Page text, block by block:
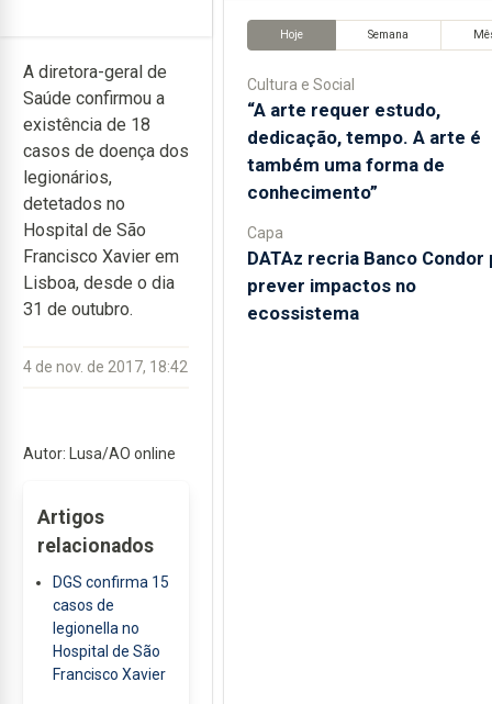
A diretora-geral de
Saúde confirmou a
existência de 18
casos de doença dos
legionários,
detetados no
Hospital de São
Francisco Xavier em
Lisboa, desde o dia
31 de outubro.
4 de nov. de 2017, 18:42
Autor: Lusa/AO online
Artigos
relacionados
DGS confirma 15
casos de
legionella no
Hospital de São
Francisco Xavier
Hoje Semana
Cultura e Social
“A arte requer estudo,
dedicação, tempo. A arte é
também uma forma de
conhecimento”
Capa
DATAz recria Banco Condor
prever impactos no
ecossistema